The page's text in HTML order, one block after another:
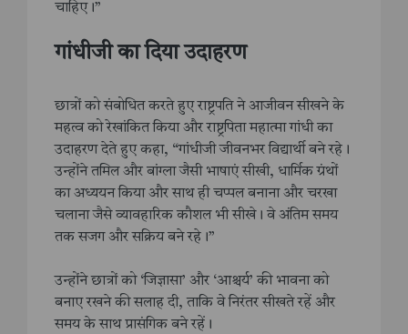
चाहिए।”
गांधीजी का दिया उदाहरण
छात्रों को संबोधित करते हुए राष्ट्रपति ने आजीवन सीखने के
महत्व को रेखांकित किया और राष्ट्रपिता महात्मा गांधी का
उदाहरण देते हुए कहा, “गांधीजी जीवनभर विद्यार्थी बने रहे।
उन्होंने तमिल और बांग्ला जैसी भाषाएं सीखी, धार्मिक ग्रंथों
का अध्ययन किया और साथ ही चप्पल बनाना और चरखा
चलाना जैसे व्यावहारिक कौशल भी सीखे। वे अंतिम समय
तक सजग और सक्रिय बने रहे।”
उन्होंने छात्रों को ‘जिज्ञासा’ और ‘आश्चर्य’ की भावना को
बनाए रखने की सलाह दी, ताकि वे निरंतर सीखते रहें और
समय के साथ प्रासंगिक बने रहें।